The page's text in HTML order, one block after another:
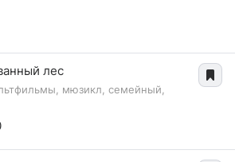
лес
мюзикл, семейный,